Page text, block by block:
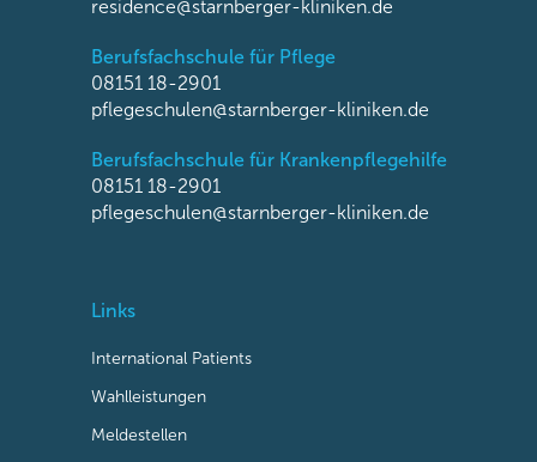
residence@starnberger-kliniken.de
Berufsfachschule für Pflege
08151 18-2901
pflegeschulen@starnberger-kliniken.de
Berufsfachschule für Krankenpflegehilfe
08151 18-2901
pflegeschulen@starnberger-kliniken.de
Links
International Patients
Wahlleistungen
Meldestellen